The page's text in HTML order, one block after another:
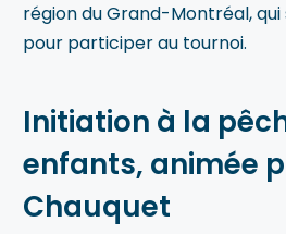
région du Grand-Montréal,
pour participer au tournoi.
Initiation à la
enfants, animée
Chauquet